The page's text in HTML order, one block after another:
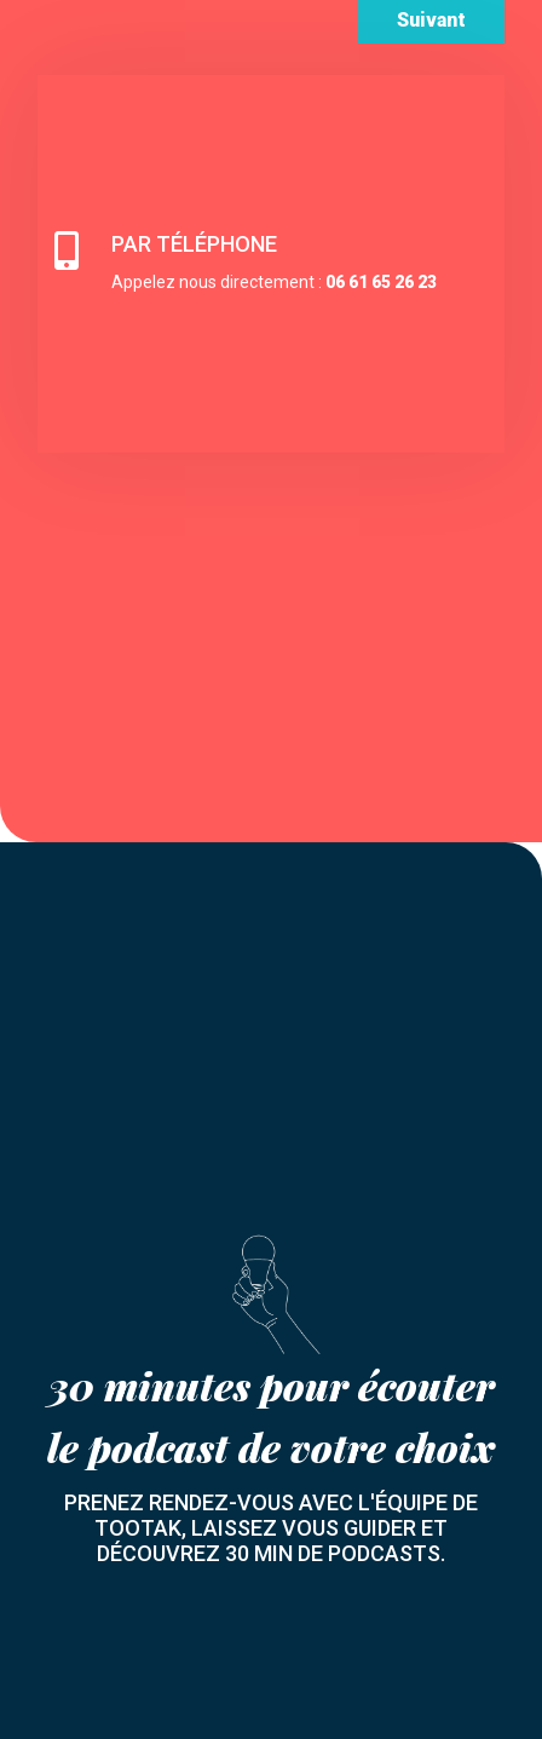
Suivant
 PAR TÉLÉPHONE
Appelez nous directement : 06 61 65 26 23
30 minutes pour écouter
le podcast de votre choix
PRENEZ RENDEZ-VOUS AVEC L'ÉQUIPE DE
TOOTAK, LAISSEZ VOUS GUIDER ET
DÉCOUVREZ 30 MIN DE PODCASTS.